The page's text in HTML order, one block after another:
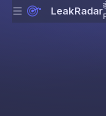
Menu LeakRadar